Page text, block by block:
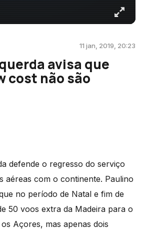
11 jan, 2019, 20:23
avisa que
cost não são
defende o regresso do serviço
aéreas com o continente. Paulino
no período de Natal e fim de
50 voos extra da Madeira para o
Açores, mas apenas dois